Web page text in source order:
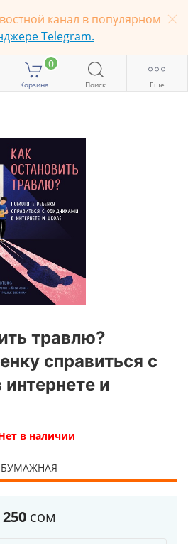
канал в популярном
Telegram.
0
Корзина Поиск Еще
травлю?
справиться с
и
в наличии
БУМАЖНАЯ
250 сом